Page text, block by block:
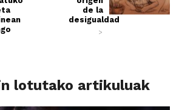
de la
desigualdad
>
lotutako artikuluak